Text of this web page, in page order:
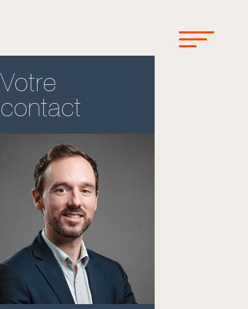
Votre
contact